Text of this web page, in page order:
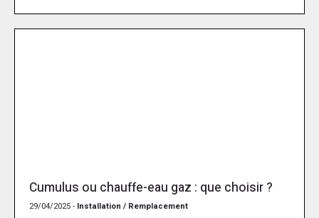
Cumulus ou chauffe-eau gaz : que choisir ?
29/04/2025 - Installation / Remplacement